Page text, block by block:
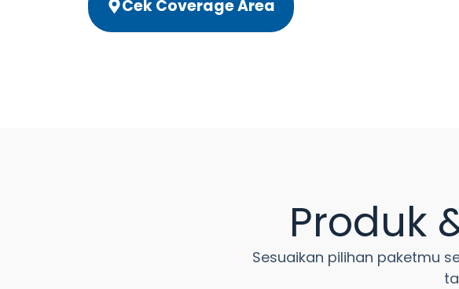
Cek Coverage Area
Produk
Sesuaikan pilihan paketmu